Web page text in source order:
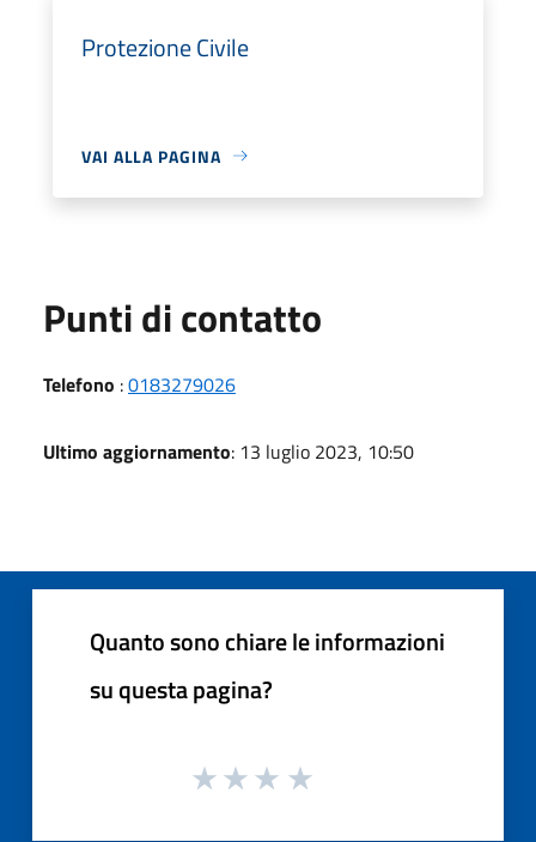
Protezione Civile
VAI ALLA PAGINA
Punti di contatto
Telefono :0183279026
Ultimo aggiornamento: 13 luglio 2023, 10:50
Quanto sono chiare le informazioni
su questa pagina?